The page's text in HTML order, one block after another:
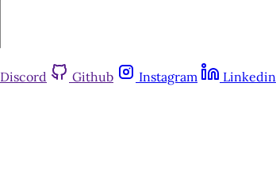
Discord Github Instagram Linkedin